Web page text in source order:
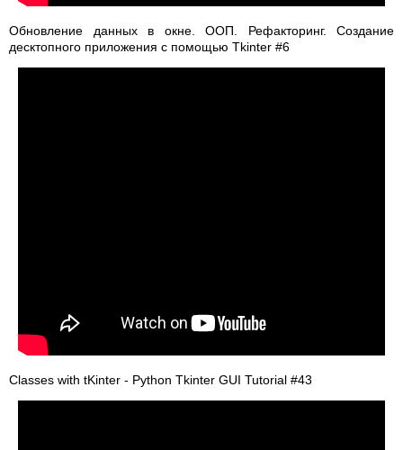
Обновление данных в окне. ООП. Рефакторинг. Создание
десктопного приложения с помощью Tkinter #6
Classes with tKinter - Python Tkinter GUI Tutorial #43